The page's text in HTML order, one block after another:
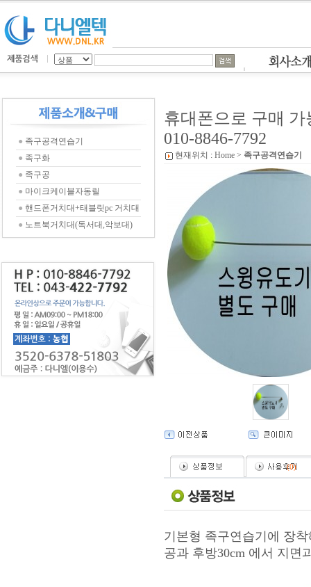
● 족구공격연습기
● 족구화
● 족구공
● 마이크케이블자동릴
● 핸드폰거치대+태블릿pc 거치대
● 노트북거치대(독서대,악보대)
휴대폰으로 구매 가
010-8846-7792
현재위치 : Home > 족구공격연습기
(0)
기본형 족구연습기에 장
공과 후방30cm 에서 지면